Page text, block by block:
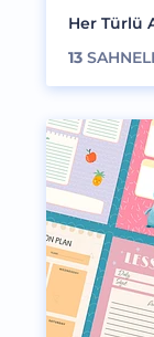
Her Türlü
13